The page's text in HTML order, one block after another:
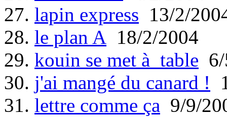
27. lapin express 13/2/
28. le plan A 18/2/2004
29. kouin se met à table
30. j'ai mangé du canard !
31. lettre comme ça 9/9/